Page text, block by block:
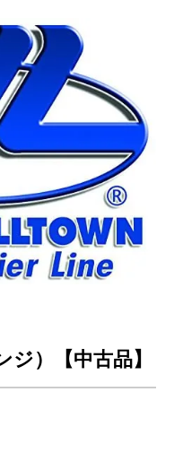
）【中古品】